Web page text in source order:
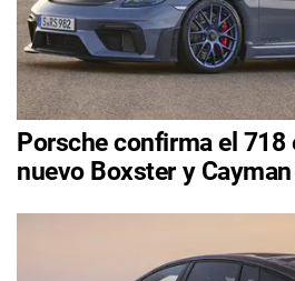
Porsche confirma el 718
nuevo Boxster y